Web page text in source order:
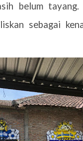
belum
sebagai